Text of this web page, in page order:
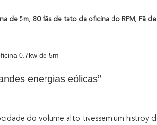
de 5m, 80 fãs de teto da oficina do RPM , Fã
0.7kw de 5m
energias eólicas”
do volume alto tivessem um histroy